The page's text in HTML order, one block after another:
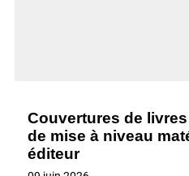
Couvertures de
de mise à niveau
éditeur